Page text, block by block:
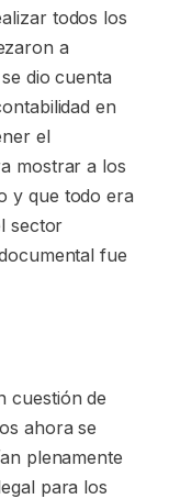
todos los
a
dio cuenta
en
el
mostrar a los
y que todo era
sector
fue
cuestión de
ahora se
plenamente
para los